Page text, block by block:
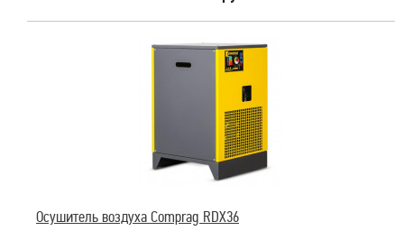
Осушитель воздуха Comprag RDX36